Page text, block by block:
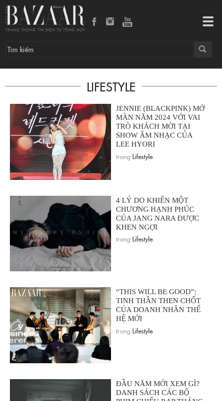
LIFESTYLE
JENNIE (BLACKPINK) MỞ
MÀN NĂM 2024 VỚI VAI
TRÒ KHÁCH MỜI TẠI
SHOW ÂM NHẠC CỦA
LEE HYORI
trong Lifestyle
4 LÝ DO KHIẾN MỘT
CHƯƠNG HẠNH PHÚC
CỦA JANG NARA ĐƯỢC
KHEN NGỢI
trong Lifestyle
“THIS WILL BE GOOD”:
TINH THẦN THEN CHỐT
CỦA DOANH NHÂN THẾ
HỆ MỚI
trong Lifestyle
ĐẦU NĂM MỚI XEM GÌ?
DANH SÁCH CÁC BỘ